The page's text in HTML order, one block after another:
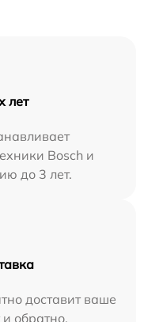
лет
Bosch и
до 3 лет.
доставит ваше
обратно.